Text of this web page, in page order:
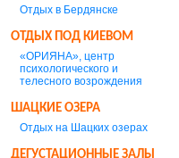
Отдых в Бердянске
ОТДЫХ ПОД КИЕВОМ
«ОРИЯНА», центр
психологического и
телесного возрождения
ШАЦКИЕ ОЗЕРА
Отдых на Шацких озерах
ДЕГУСТАЦИОННЫЕ ЗАЛЫ